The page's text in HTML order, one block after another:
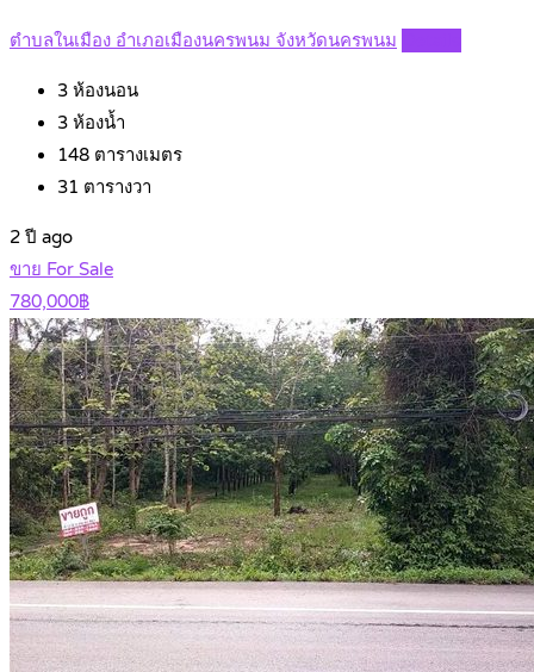
ตำบลในเมือง อำเภอเมืองนครพนม จังหวัดนครพนม
3 ห้องนอน
3 ห้องน้ำ
148 ตารางเมตร
31 ตารางวา
2 ปี ago
ขาย For Sale
780,000฿